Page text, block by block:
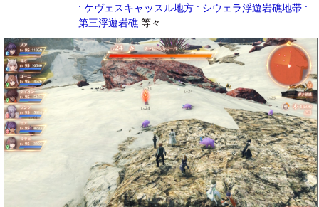
: ケヴェスキャッスル地方 : シウェラ浮遊岩礁地帯 :
第三浮遊岩礁等々